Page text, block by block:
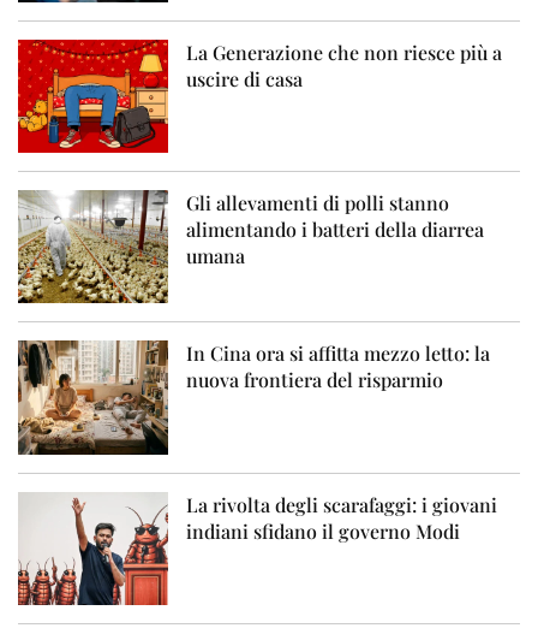
La Generazione che non riesce più a
uscire di casa
Gli allevamenti di polli stanno
alimentando i batteri della diarrea
umana
In Cina ora si affitta mezzo letto: la
nuova frontiera del risparmio
La rivolta degli scarafaggi: i giovani
indiani sfidano il governo Modi